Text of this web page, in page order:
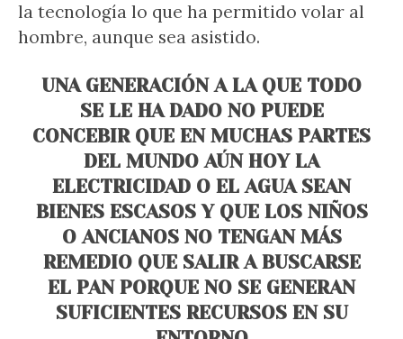
la tecnología lo que ha permitido volar al
hombre, aunque sea asistido.
UNA GENERACIÓN A LA QUE TODO
SE LE HA DADO NO PUEDE
CONCEBIR QUE EN MUCHAS PARTES
DEL MUNDO AÚN HOY LA
ELECTRICIDAD O EL AGUA SEAN
BIENES ESCASOS Y QUE LOS NIÑOS
O ANCIANOS NO TENGAN MÁS
REMEDIO QUE SALIR A BUSCARSE
EL PAN PORQUE NO SE GENERAN
SUFICIENTES RECURSOS EN SU